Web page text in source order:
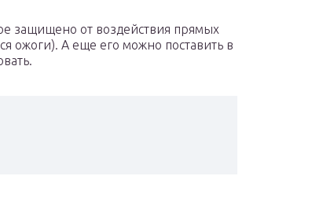
защищено от воздействия прямых
ожоги). А еще его можно поставить в